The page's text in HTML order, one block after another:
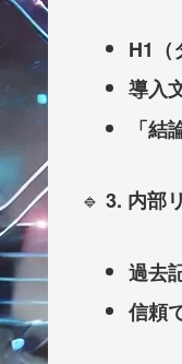
H1（
導入
「
🔹 3. 内部
過去
信頼